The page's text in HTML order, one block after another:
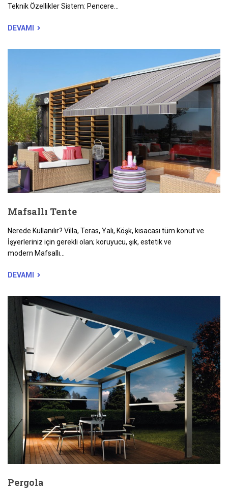
Teknik Özellikler Sistem: Pencere...
DEVAMI
Mafsallı Tente
Nerede Kullanılır? Villa, Teras, Yalı, Köşk, kısacası tüm konut ve
İşyerleriniz için gerekli olan; koruyucu, şık, estetik ve
modern Mafsallı...
DEVAMI
Pergola